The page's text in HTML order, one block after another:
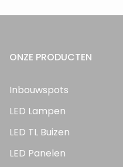
ONZE PRODUCTEN
Inbouwspots
LED Lampen
LED TL Buizen
LED Panelen